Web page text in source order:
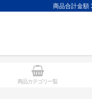
商品合計金額
商品カテゴリ一覧